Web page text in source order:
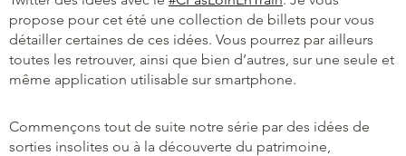
propose pour cet été une collection de billets pour vous
détailler certaines de ces idées. Vous pourrez par ailleurs
toutes les retrouver, ainsi que bien d’autres, sur une seule et
même application utilisable sur smartphone.
Commençons tout de suite notre série par des idées de
sorties insolites ou à la découverte du patrimoine,